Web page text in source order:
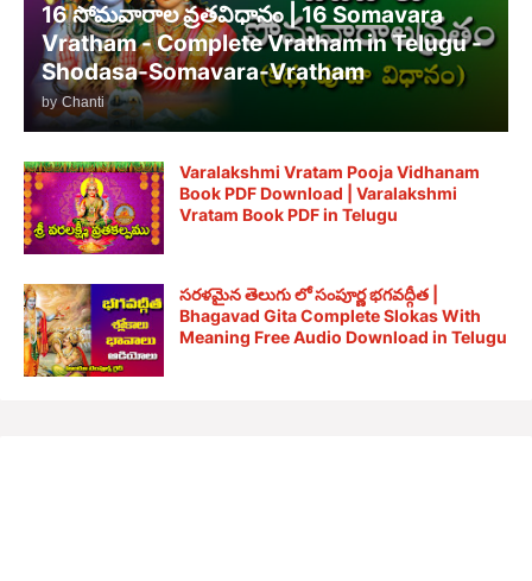
16 సోమవారాల వ్రతవిధానం | 16 Somavara
Vratham - Complete Vratham in Telugu -
Shodasa-Somavara-Vratham
by Chanti
Varalakshmi Vratam Pooja Vidhanam
Book PDF Download | Varalakshmi
Vratam Book PDF in Telugu
సరళమైన తెలుగు లో సంపూర్ణ భగవద్గీత |
Bhagavad Gita Complete Slokas With
Meaning Free Audio Download in Telugu